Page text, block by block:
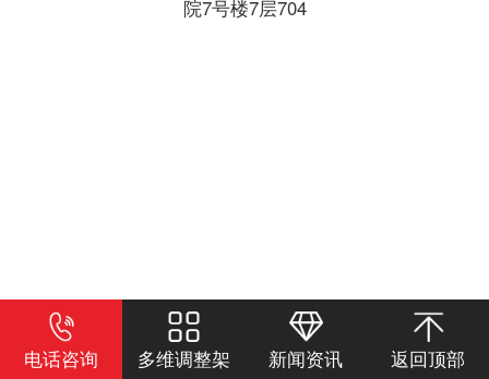
院7号楼7层704
电话咨询 多维调整架 新闻资讯 返回顶部